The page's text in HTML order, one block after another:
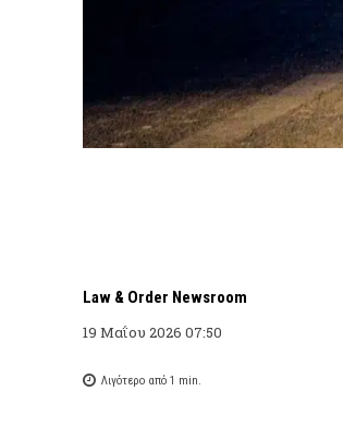
Law & Order Newsroom
19 Μαΐου 2026 07:50
Λιγότερο από 1 min.